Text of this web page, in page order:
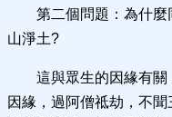
第二個問題：為什
山淨土?
這與眾生的因緣有
因緣，過阿僧祗劫，不